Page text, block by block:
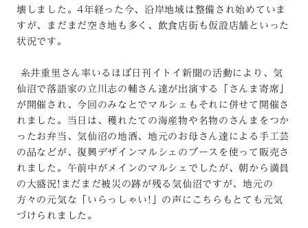
壊しました。4年経った今、沿岸地域は整備され始めていま
すが、まだまだ空き地も多く、飲食店街も仮設店舗といった
状況です。
糸井重里さん率いるほぼ日刊イトイ新聞の活動により、気
仙沼で落語家の立川志の輔さん達が出演する「さんま寄席」
が開催され、今回のみなとでマルシェもそれに併せて開催さ
れました。当日は、穫れたての海産物や名物のさんまをつか
ったお弁当、気仙沼の地酒、地元のお母さん達による手工芸
の品などが、復興デザインマルシェのブースを使って販売さ
れました。午前中がメインのマルシェでしたが、朝から満員
の大盛況!まだまだ被災の跡が残る気仙沼ですが、地元の
方々の元気な「いらっしゃい!」の声にこちらもとても元気
づけられました。